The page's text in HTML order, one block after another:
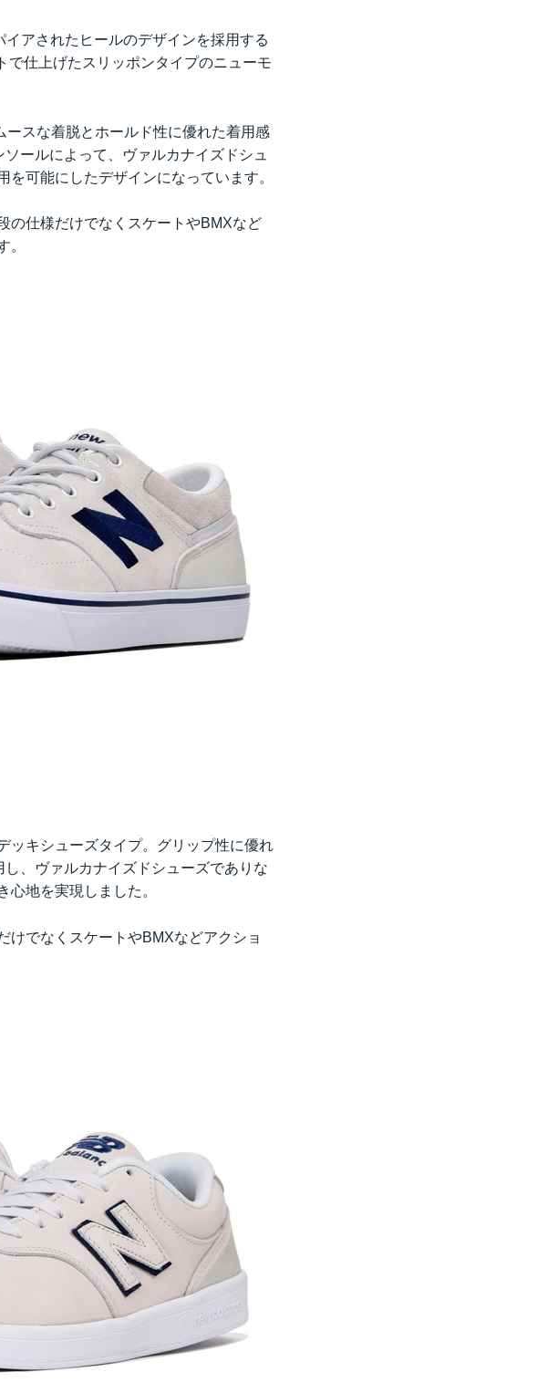
アされたヒールのデザインを採用する
仕上げたスリッポンタイプのニューモ
スな着脱とホールド性に優れた着用感
ールによって、ヴァルカナイズドシュ
可能にしたデザインになっています。
の仕様だけでなくスケートやBMXなど
。
ッキシューズタイプ。グリップ性に優れ
、ヴァルカナイズドシューズでありな
地を実現しました。
けでなくスケートやBMXなどアクショ